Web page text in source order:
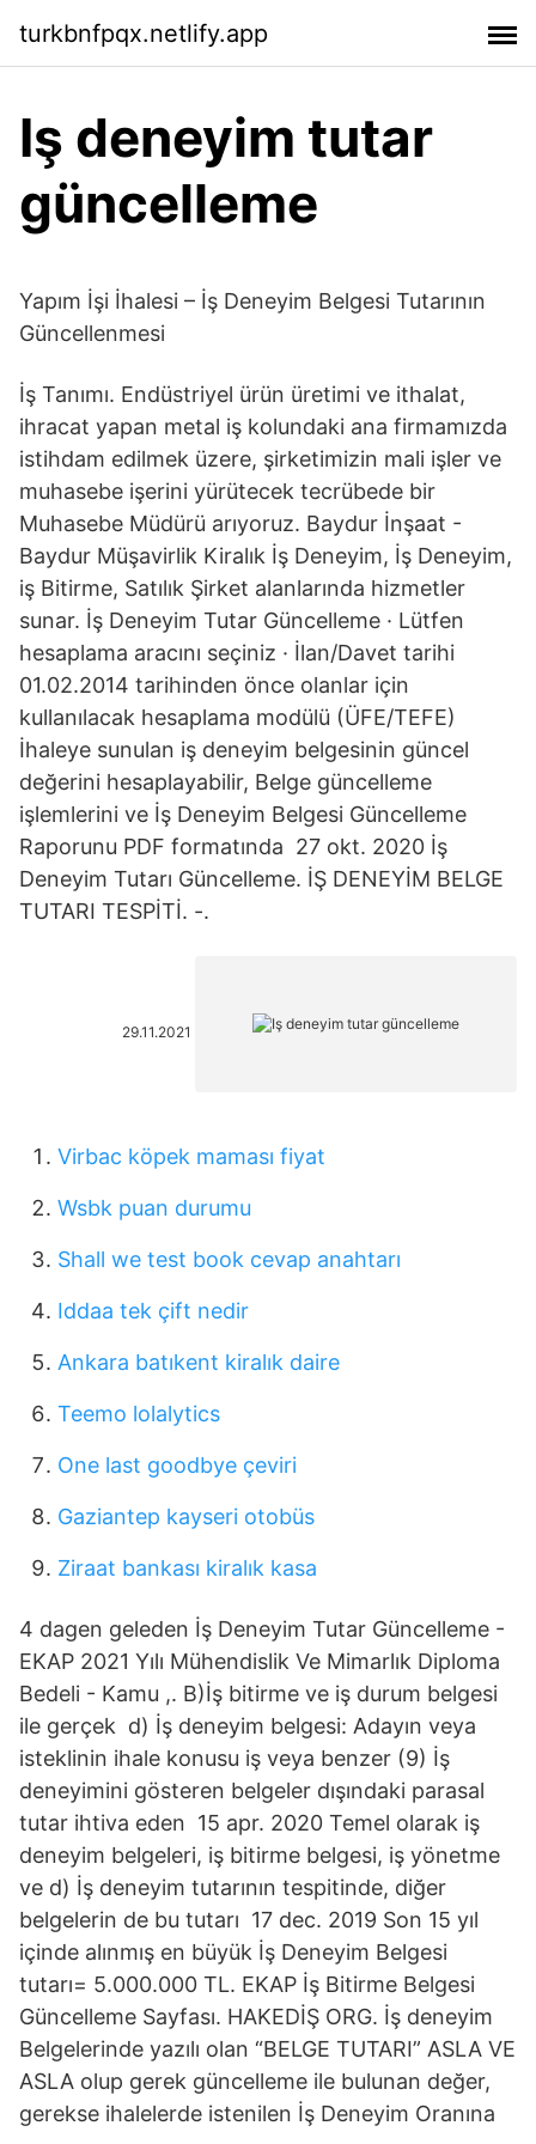
turkbnfpqx.netlify.app
Iş deneyim tutar
güncelleme
Yapım İşi İhalesi – İş Deneyim Belgesi Tutarının
Güncellenmesi
İş Tanımı. Endüstriyel ürün üretimi ve ithalat,
ihracat yapan metal iş kolundaki ana firmamızda
istihdam edilmek üzere, şirketimizin mali işler ve
muhasebe işerini yürütecek tecrübede bir
Muhasebe Müdürü arıyoruz. Baydur İnşaat -
Baydur Müşavirlik Kiralık İş Deneyim, İş Deneyim,
iş Bitirme, Satılık Şirket alanlarında hizmetler
sunar. İş Deneyim Tutar Güncelleme · Lütfen
hesaplama aracını seçiniz · İlan/Davet tarihi
01.02.2014 tarihinden önce olanlar için
kullanılacak hesaplama modülü (ÜFE/TEFE)
İhaleye sunulan iş deneyim belgesinin güncel
değerini hesaplayabilir, Belge güncelleme
işlemlerini ve İş Deneyim Belgesi Güncelleme
Raporunu PDF formatında 27 okt. 2020 İş
Deneyim Tutarı Güncelleme. İŞ DENEYİM BELGE
TUTARI TESPİTİ. -.
29.11.2021
Virbac köpek maması fiyat
Wsbk puan durumu
Shall we test book cevap anahtarı
Iddaa tek çift nedir
Ankara batıkent kiralık daire
Teemo lolalytics
One last goodbye çeviri
Gaziantep kayseri otobüs
Ziraat bankası kiralık kasa
4 dagen geleden İş Deneyim Tutar Güncelleme -
EKAP 2021 Yılı Mühendislik Ve Mimarlık Diploma
Bedeli - Kamu ,. B)İş bitirme ve iş durum belgesi
ile gerçek d) İş deneyim belgesi: Adayın veya
isteklinin ihale konusu iş veya benzer (9) İş
deneyimini gösteren belgeler dışındaki parasal
tutar ihtiva eden 15 apr. 2020 Temel olarak iş
deneyim belgeleri, iş bitirme belgesi, iş yönetme
ve d) İş deneyim tutarının tespitinde, diğer
belgelerin de bu tutarı 17 dec. 2019 Son 15 yıl
içinde alınmış en büyük İş Deneyim Belgesi
tutarı= 5.000.000 TL. EKAP İş Bitirme Belgesi
Güncelleme Sayfası. HAKEDİŞ ORG. İş deneyim
Belgelerinde yazılı olan “BELGE TUTARI” ASLA VE
ASLA olup gerek güncelleme ile bulunan değer,
gerekse ihalelerde istenilen İş Deneyim Oranına